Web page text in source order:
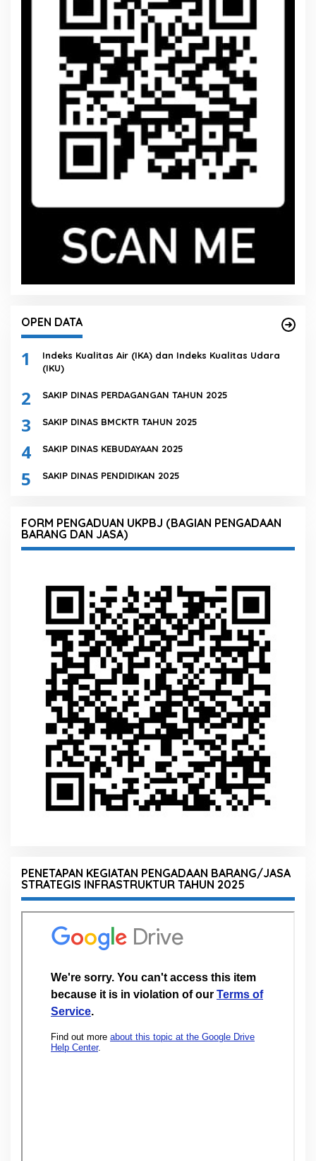
OPEN DATA
1
Indeks Kualitas Air (IKA) dan Indeks Kualitas Udara
(IKU)
2 SAKIP DINAS PERDAGANGAN TAHUN 2025
3 SAKIP DINAS BMCKTR TAHUN 2025
4 SAKIP DINAS KEBUDAYAAN 2025
5 SAKIP DINAS PENDIDIKAN 2025
FORM PENGADUAN UKPBJ (BAGIAN PENGADAAN
BARANG DAN JASA)
PENETAPAN KEGIATAN PENGADAAN BARANG/JASA
STRATEGIS INFRASTRUKTUR TAHUN 2025